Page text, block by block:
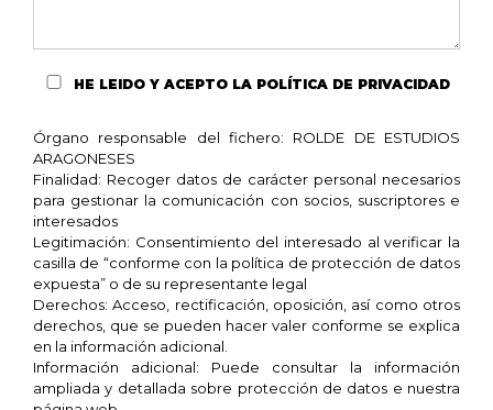
HE LEIDO Y ACEPTO LA POLÍTICA DE PRIVACIDAD
Órgano responsable del fichero: ROLDE DE ESTUDIOS
ARAGONESES
Finalidad: Recoger datos de carácter personal necesarios
para gestionar la comunicación con socios, suscriptores e
interesados
Legitimación: Consentimiento del interesado al verificar la
casilla de “conforme con la política de protección de datos
expuesta” o de su representante legal
Derechos: Acceso, rectificación, oposición, así como otros
derechos, que se pueden hacer valer conforme se explica
en la información adicional.
Información adicional: Puede consultar la información
ampliada y detallada sobre protección de datos e nuestra